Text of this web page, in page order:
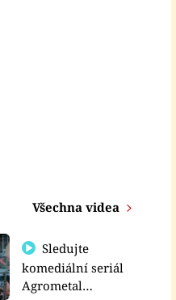
Všechna videa
Sledujte
komediální seriál
Agrometal